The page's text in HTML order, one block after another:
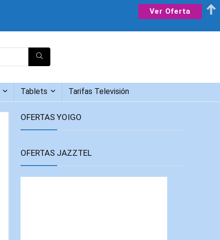
Tablets Tarifas Televisión
OFERTAS YOIGO
OFERTAS JAZZTEL
Ver Oferta